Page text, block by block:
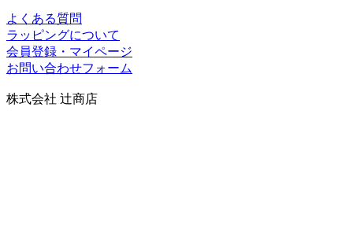
よくある質問
ラッピングについて
会員登録・マイページ
お問い合わせフォーム
株式会社 辻商店